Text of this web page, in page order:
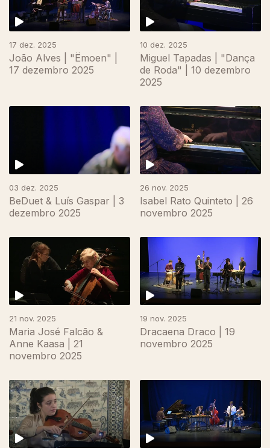
17 dez. 2025
João Alves | "Ëmoen" |
17 dezembro 2025
10 dez. 2025
Miguel Tapadas | "Dança
de Roda" | 10 dezembro
2025
03 dez. 2025
BeDuet & Luís Gaspar | 3
dezembro 2025
26 nov. 2025
Isabel Rato Quinteto | 26
novembro 2025
21 nov. 2025
Maria José Falcão &
Anne Kaasa | 21
novembro 2025
19 nov. 2025
Dracaena Draco | 19
novembro 2025